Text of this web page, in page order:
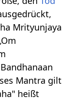
Mrityunjaya
Mantra gilt
heißt